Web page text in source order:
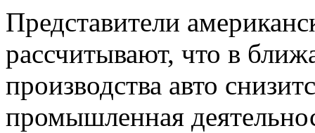
Представители
рассчитывают, что в
производства авто
промышленная